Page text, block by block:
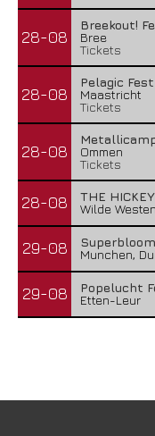
28-08
Breekout!
Bree
Tickets
28-08
Pelagic
Maastricht
Tickets
28-08
Ommen
Tickets
28-08
THE
Wilde
29-08
Munchen,
29-08
Popelucht
Etten-Leur